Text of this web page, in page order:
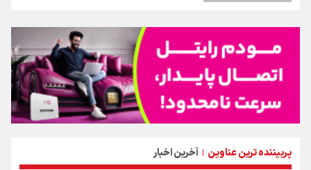
پربیننده ترین عناوین | آخرین اخبار